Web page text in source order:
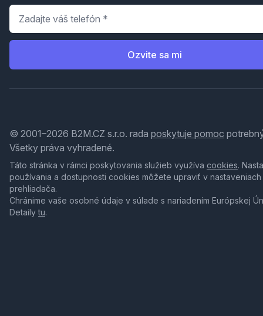
Telefón
Ozvite sa mi
© 2001–2026 B2M.CZ s.r.o. rada poskytuje pomoc
Všetky práva vyhradené.
Táto stránka v rámci poskytovania služieb využíva cookies.
používania a dostupnosti cookies môžete upraviť v nastaveniach
prehliadača.
Chránime vaše osobné údaje v súlade s nariadením Európskej
Detailytu.